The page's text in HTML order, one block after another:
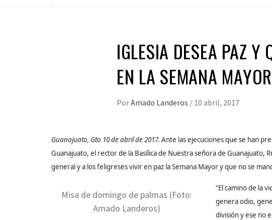
IGLESIA DESEA PAZ Y
EN LA SEMANA MAYOR
PorAmado Landeros / 10 abril, 2017
Guanajuato, Gto 10 de abril de 2017. Ante las ejecuciones que se han
Guanajuato, el rector de la Basílica de Nuestra señora de Guanajuato,
general y a los feligreses vivir en paz la Semana Mayor y que no se
Misa de domingo de palmas (Foto:
Amado Landeros)
“El camino de la
genera odio,
división y ese no